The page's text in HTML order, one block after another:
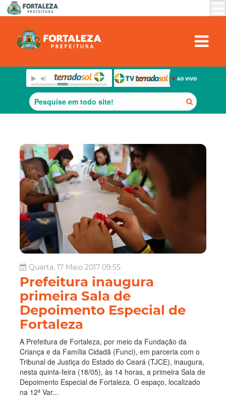
Quarta, 17 Maio 2017 09:55
Prefeitura inaugura
primeira Sala de
Depoimento Especial de
Fortaleza
A Prefeitura de Fortaleza, por meio da Fundação da
Criança e da Família Cidadã (Funci), em parceria com o
Tribunal de Justiça do Estado do Ceará (TJCE), inaugura,
nesta quinta-feira (18/05), às 14 horas, a primeira Sala de
Depoimento Especial de Fortaleza. O espaço, localizado
na 12ª Var...